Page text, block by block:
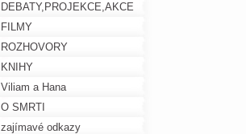
DEBATY,PROJEKCE,AKCE
FILMY
ROZHOVORY
KNIHY
Viliam a Hana
O SMRTI
zajímavé odkazy